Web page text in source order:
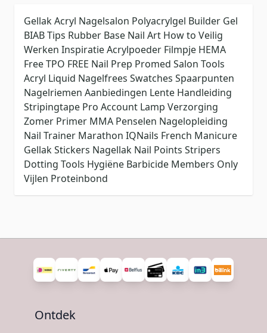
GellakAcryl Nagelsalon Polyacrylgel Builder Gel
BIABTips Rubber Base Nail Art How to Veilig
Werken InspiratieAcrylpoeder Filmpje HEMA
FreeTPO FREE Nail Prep Promed Salon Tools
Acryl Liquid Nagelfrees Swatches Spaarpunten
Nagelriemen Aanbiedingen Lente Handleiding
Stripingtape Pro Account Lamp Verzorging
Zomer Primer MMA Penselen Nagelopleiding
Nail Trainer Marathon IQNails French Manicure
Gellak Stickers Nagellak Nail Points Stripers
Dotting Tools Hygiëne Barbicide Members Only
Vijlen Proteinbond
Ontdek